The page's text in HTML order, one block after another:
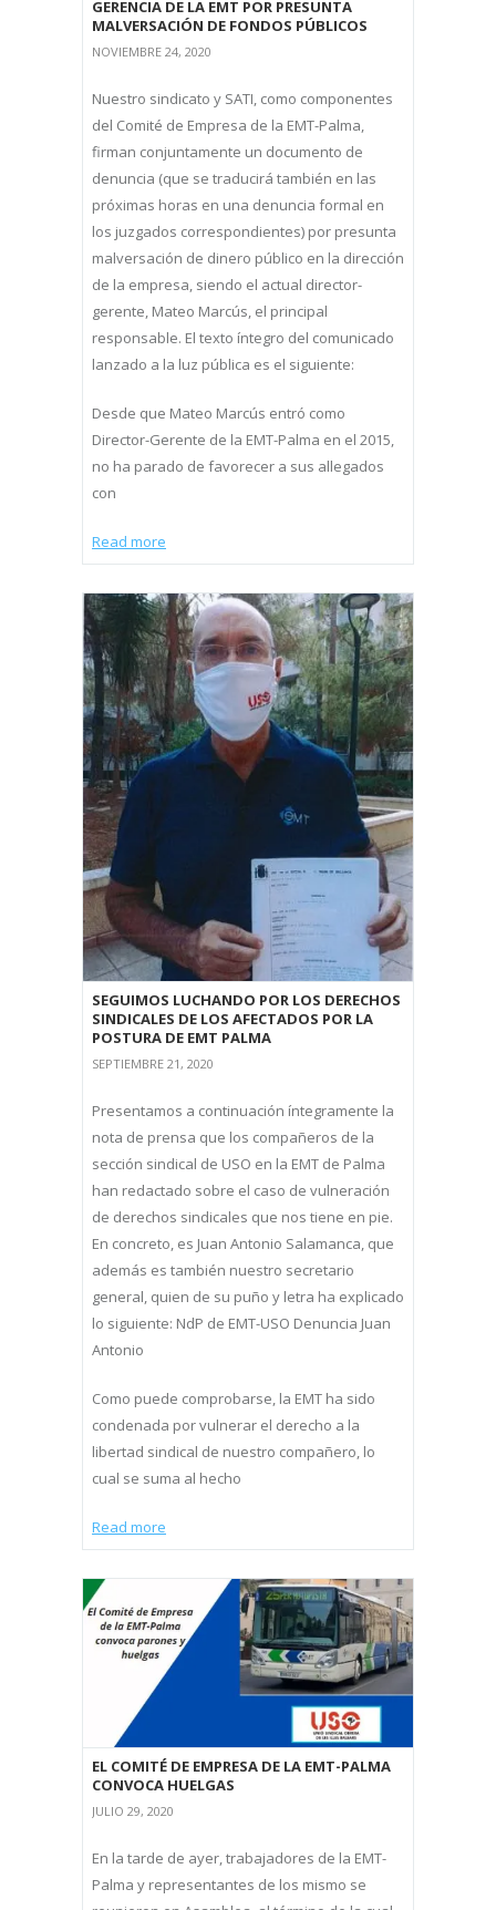
GERENCIA DE LA EMT POR PRESUNTA
MALVERSACIÓN DE FONDOS PÚBLICOS
NOVIEMBRE 24, 2020
Nuestro sindicato y SATI, como componentes
del Comité de Empresa de la EMT-Palma,
firman conjuntamente un documento de
denuncia (que se traducirá también en las
próximas horas en una denuncia formal en
los juzgados correspondientes) por presunta
malversación de dinero público en la dirección
de la empresa, siendo el actual director-
gerente, Mateo Marcús, el principal
responsable. El texto íntegro del comunicado
lanzado a la luz pública es el siguiente:
Desde que Mateo Marcús entró como
Director-Gerente de la EMT-Palma en el 2015,
no ha parado de favorecer a sus allegados
con
Read more
SEGUIMOS LUCHANDO POR LOS DERECHOS
SINDICALES DE LOS AFECTADOS POR LA
POSTURA DE EMT PALMA
SEPTIEMBRE 21, 2020
Presentamos a continuación íntegramente la
nota de prensa que los compañeros de la
sección sindical de USO en la EMT de Palma
han redactado sobre el caso de vulneración
de derechos sindicales que nos tiene en pie.
En concreto, es Juan Antonio Salamanca, que
además es también nuestro secretario
general, quien de su puño y letra ha explicado
lo siguiente: NdP de EMT-USO Denuncia Juan
Antonio
Como puede comprobarse, la EMT ha sido
condenada por vulnerar el derecho a la
libertad sindical de nuestro compañero, lo
cual se suma al hecho
Read more
EL COMITÉ DE EMPRESA DE LA EMT-PALMA
CONVOCA HUELGAS
JULIO 29, 2020
En la tarde de ayer, trabajadores de la EMT-
Palma y representantes de los mismo se